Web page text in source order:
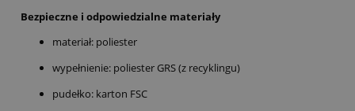
Bezpieczne i odpowiedzialne materiały
materiał: poliester
wypełnienie: poliester GRS (z recyklingu)
pudełko: karton FSC